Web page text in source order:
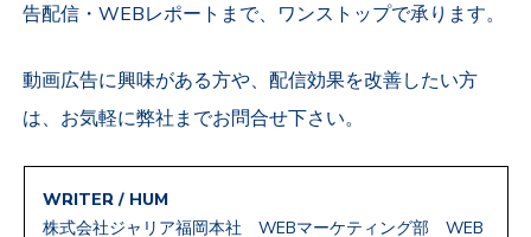
告配信・WEBレポートまで、ワンストップで承ります。
動画広告に興味がある方や、配信効果を改善したい方
は、お気軽に弊社までお問合せ下さい。
WRITER / HUM
株式会社ジャリア福岡本社 WEBマーケティング部 WEB